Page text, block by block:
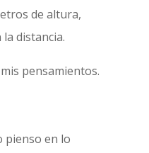
de altura,
distancia.
pensamientos.
pienso en lo